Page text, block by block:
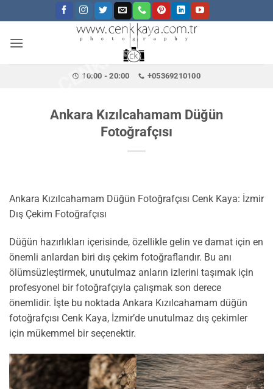
atla
CENKKAYA.COM.TR
10:00 - 20:00 +05369210100
Ankara Kızılcahamam Düğün
Fotoğrafçısı
Ankara Kızılcahamam Düğün Fotoğrafçısı Cenk Kaya: İzmir
Dış Çekim Fotoğrafçısı
Düğün hazırlıkları içerisinde, özellikle gelin ve damat için en
önemli anlardan biri dış çekim fotoğraflarıdır. Bu anı
ölümsüzleştirmek, unutulmaz anların izlerini taşımak için
profesyonel bir fotoğrafçıyla çalışmak son derece
önemlidir. İşte bu noktada Ankara Kızılcahamam düğün
fotoğrafçısı Cenk Kaya, İzmir’de unutulmaz dış çekimler
için mükemmel bir seçenektir.